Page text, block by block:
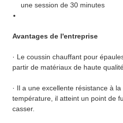
une session de 30 minutes
Avantages de l'entreprise
· Le coussin chauffant pour
partir de matériaux de haute
· Il a une excellente résistance à
température, il atteint un point de
casser.